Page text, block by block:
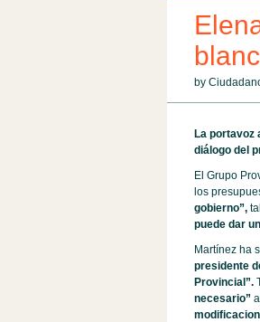
by
La portavoz
diálogo del
El Grupo
los
gobierno”,
puede dar
Martínez ha
presidente
Provincial”.
necesario”